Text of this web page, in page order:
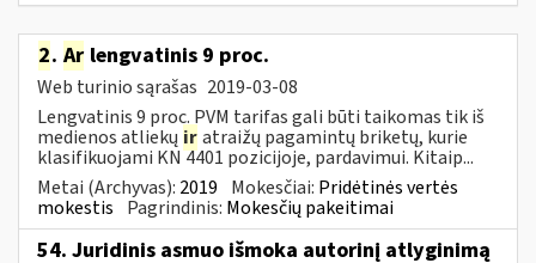
2. Ar lengvatinis 9 proc.
Web turinio sąrašas 2019-03-08
Lengvatinis 9 proc. PVM tarifas gali būti taikomas tik iš
medienos atliekų iratraižų pagamintų briketų, kurie
klasifikuojami KN 4401 pozicijoje, pardavimui. Kitaip...
Metai (Archyvas): 2019 Mokesčiai: Pridėtinės vertės
mokestis Pagrindinis: Mokesčių pakeitimai
54. Juridinis asmuo išmoka autorinį atlyginimą